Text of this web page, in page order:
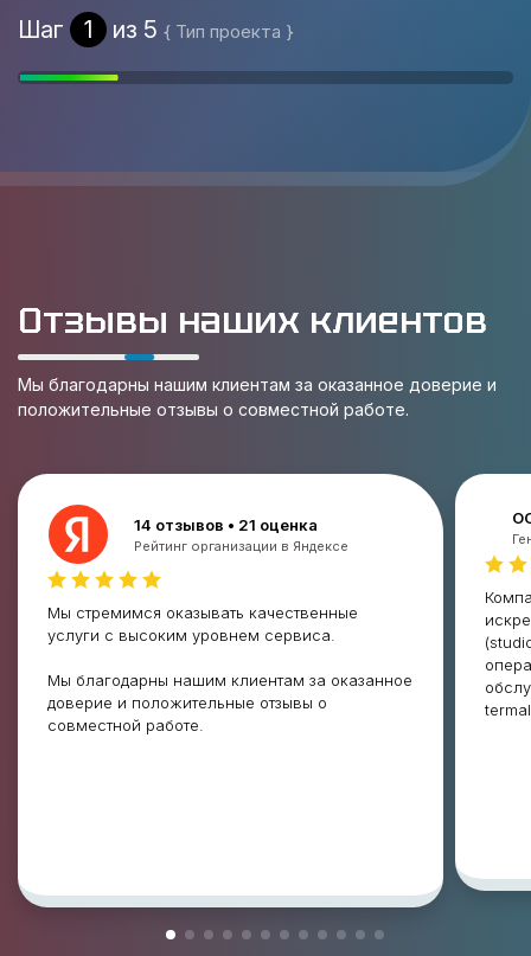
Шаг 1 из 5 { Тип проекта }
Отзывы наших клиентов
Мы благодарны нашим клиентам за оказанное доверие и
положительные отзывы о совместной работе.
14 отзывов • 21 оценка
Рейтинг организации в Яндексе
Мы стремимся оказывать качественные
услуги с высоким уровнем сервиса.
Мы благодарны нашим клиентам за оказанное
доверие и положительные отзывы о
совместной работе.